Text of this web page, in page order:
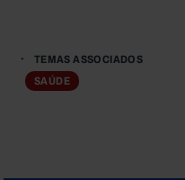
TEMAS ASSOCIADOS
SAÚDE